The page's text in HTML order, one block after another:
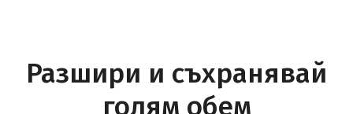
Разшири и съхранявай
голям обем